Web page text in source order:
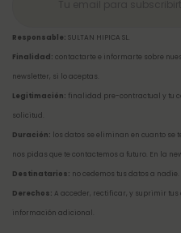
Responsable: SULTAN HIPICA SL.
Finalidad: contactarte e informarte sobre
newsletter, si lo aceptas.
Legitimación: finalidad pre-contractual y tu
solicitud.
Duración: los datos se eliminan en cuanto se
nos pidas que te contactemos a futuro. En la
Destinatarios: no cedemos tus datos a nadie.
Derechos: A acceder, rectificar, y suprimir tus
información adicional